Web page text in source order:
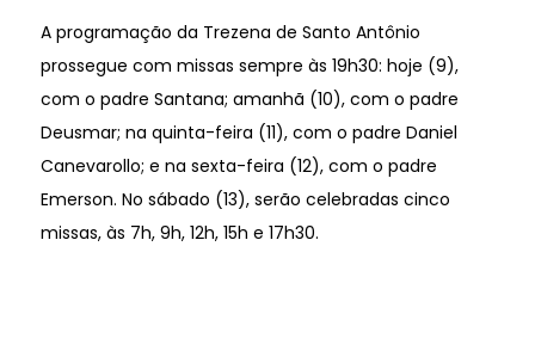
A programação da Trezena de Santo Antônio
prossegue com missas sempre às 19h30: hoje (9),
com o padre Santana; amanhã (10), com o padre
Deusmar; na quinta-feira (11), com o padre Daniel
Canevarollo; e na sexta-feira (12), com o padre
Emerson. No sábado (13), serão celebradas cinco
missas, às 7h, 9h, 12h, 15h e 17h30.